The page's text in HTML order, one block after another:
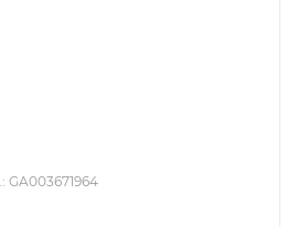
GA003671964